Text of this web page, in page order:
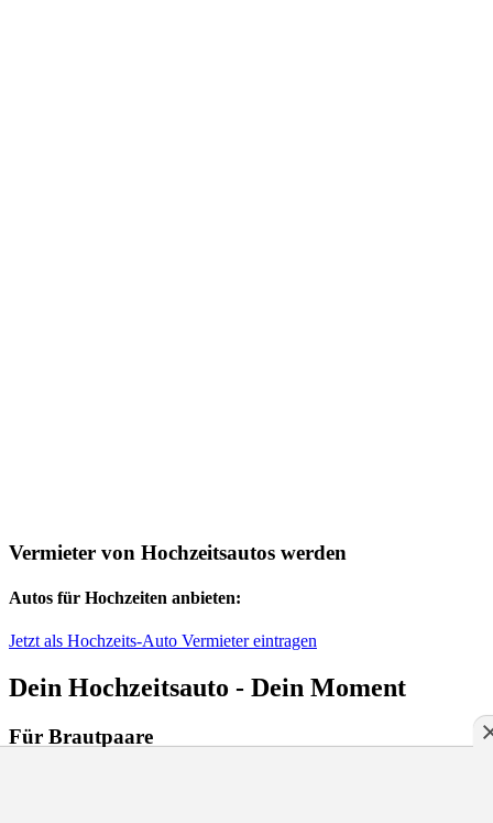
Vermieter von Hochzeitsautos werden
Autos für Hochzeiten anbieten:
Jetzt als Hochzeits-Auto Vermieter eintragen
Dein Hochzeitsauto - Dein Moment
Für Brautpaare